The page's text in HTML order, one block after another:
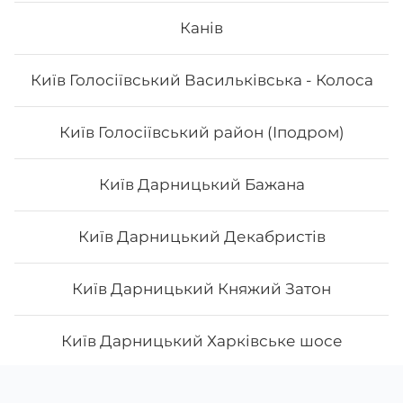
Канів
Київ Голосіївський Васильківська - Колоса
Київ Голосіївський район (Іподром)
Київ Дарницький Бажана
Київ Дарницький Декабристів
Київ Дарницький Княжий Затон
Київ Дарницький Харківське шосе